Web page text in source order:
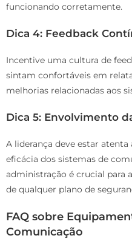
funcionando corretamente.
Dica 4: Feedback
Incentive uma cultura de
sintam confortáveis em
melhorias relacionadas aos
Dica 5: Envolvimento
A liderança deve estar
eficácia dos sistemas de
administração é crucial para
de qualquer plano de
FAQ sobre
Comunicação